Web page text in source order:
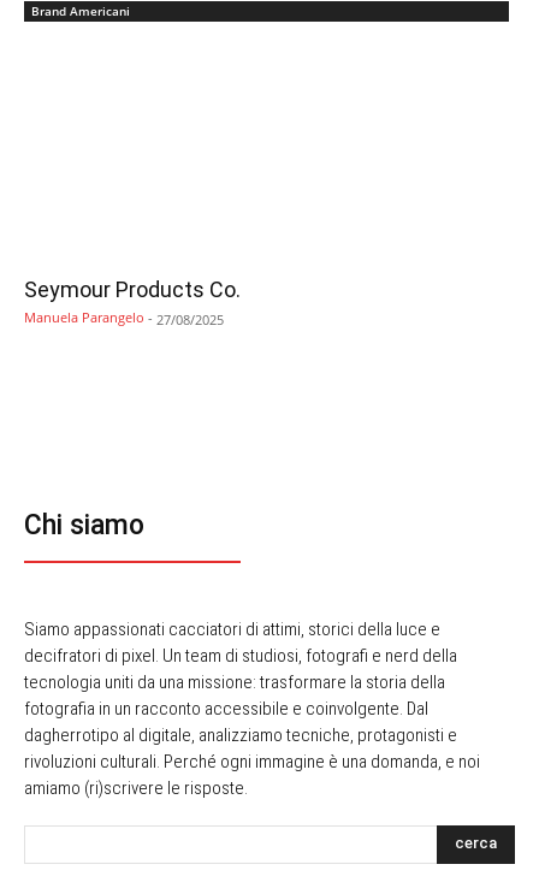
Brand Americani
Seymour Products Co.
Manuela Parangelo - 27/08/2025
Chi siamo
Siamo appassionati cacciatori di attimi, storici della luce e
decifratori di pixel. Un team di studiosi, fotografi e nerd della
tecnologia uniti da una missione: trasformare la storia della
fotografia in un racconto accessibile e coinvolgente. Dal
dagherrotipo al digitale, analizziamo tecniche, protagonisti e
rivoluzioni culturali. Perché ogni immagine è una domanda, e noi
amiamo (ri)scrivere le risposte.
cerca